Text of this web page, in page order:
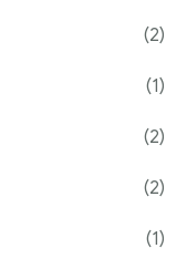
(2)
(1)
(2)
(2)
(1)